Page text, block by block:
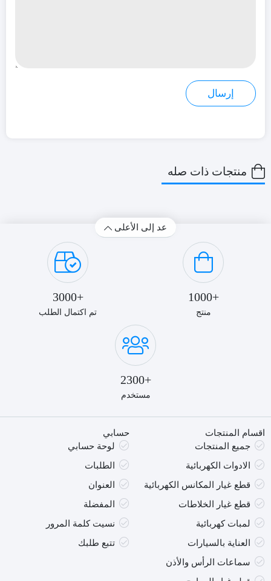
منتجات ذات صله
عد إلى الأعلى
+1000
منتج
+3000
تم اكتمال الطلب
+2300
مستخدم
اقسام المنتجات
جميع المنتجات
الادوات الكهربائية
قطع غيار المكانس الكهربائية
قطع غيار الخلاطات
لمبات كهربائية
العناية بالسيارات
سماعات الرأس والأذن
حسابي
لوحة حسابي
الطلبات
العنوان
المفضلة
نسيت كلمة المرور
تتبع طلبك